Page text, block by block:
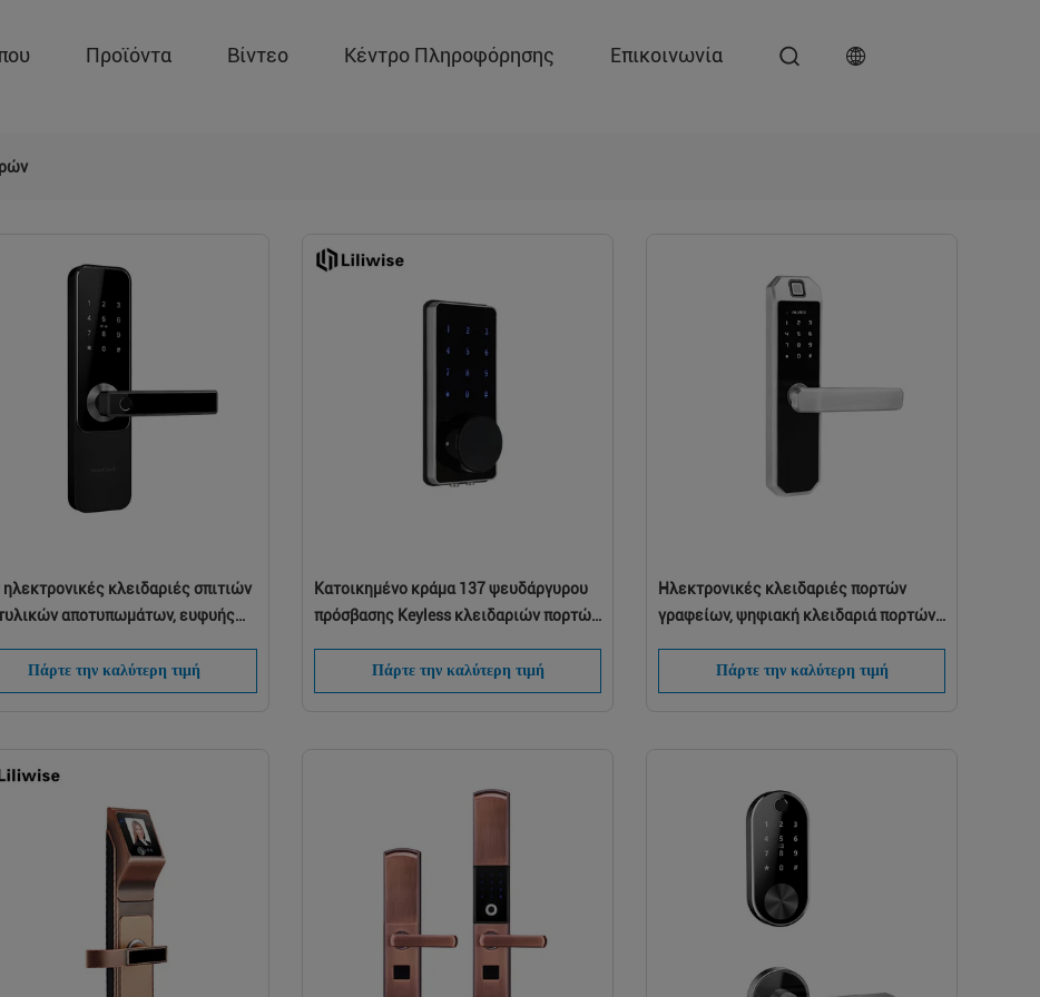
Προϊόντα Βίντεο Κέντρο Πληροφόρησης Επικοινωνία
ηλεκτρονικές κλειδαριές σπιτιών
αποτυπωμάτων, ευφυής
Πάρτε την καλύτερη τιμή
Κατοικημένο κράμα 137 ψευδάργυρου
πρόσβασης Keyless κλειδαριών πορτών
Πάρτε την καλύτερη τιμή
Ηλεκτρονικές κλειδαριές πορτών
γραφείων, ψηφιακή κλειδαριά πορτών
αποτυπωμάτων οδηγών FPC φωνής
Πάρτε την καλύτερη τιμή